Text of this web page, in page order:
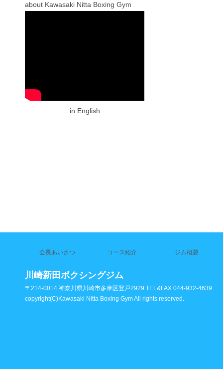
about Kawasaki Nitta Boxing Gym
in English
会長あいさつ コース紹介 ジム概要
川崎新田ボクシングジム
〒214-0014 神奈川県川崎市多摩区登戸2929 TEL&FAX 044-932-4639
copyright(C)Kawasaki Nitta Boxing Gym All rights reserved.